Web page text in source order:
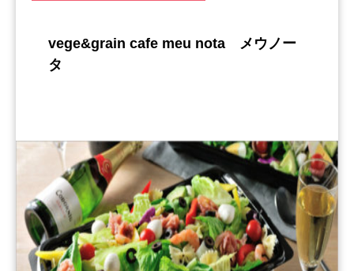
vege&grain cafe meu nota メウノー
タ